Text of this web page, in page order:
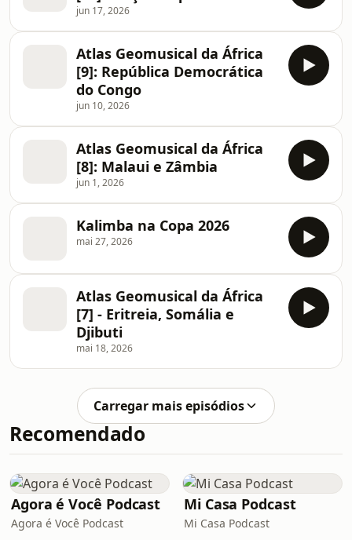
jun 17, 2026
Atlas Geomusical da África
[9]: República Democrática
do Congo
jun 10, 2026
Atlas Geomusical da África
[8]: Malaui e Zâmbia
jun 1, 2026
Kalimba na Copa 2026
mai 27, 2026
Atlas Geomusical da África
[7] - Eritreia, Somália e
Djibuti
mai 18, 2026
Carregar mais episódios
Recomendado
Agora é Você Podcast
Agora é Você Podcast
Mi Casa Podcast
Mi Casa Podcast